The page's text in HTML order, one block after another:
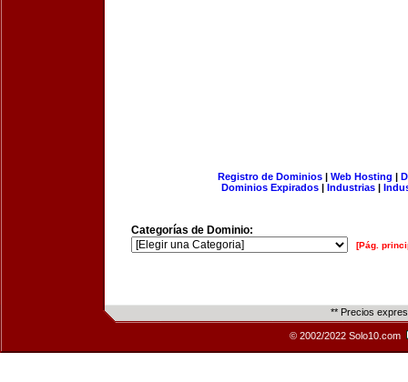
Registro de Dominios| Web Hosting |
Dominios Expirados | Industrias |
Categorías de Dominio:
[Pág.
** Precios
© 2002/2022 Solo10.com